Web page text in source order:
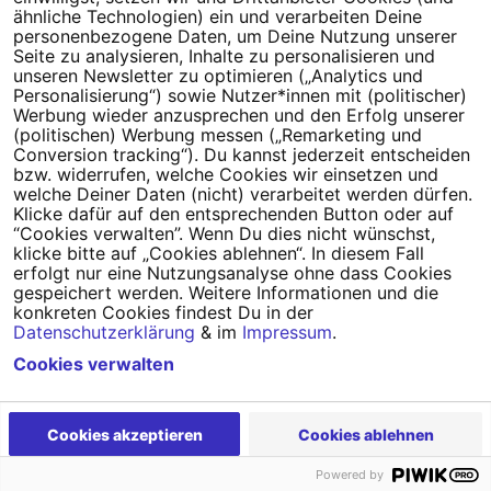
Tipps für deine Petition
Darum WeAct
Partnerprogramm
Erfolgreiche Petitionen
FAQs
Nutzungsbedingungen
Datenschutz
Impressum
Cookie-Einstellungen
Powered byCampact
ähnliche Technologien) ein und verarbeiten Deine
personenbezogene Daten, um Deine Nutzung unserer
Seite zu analysieren, Inhalte zu personalisieren und
unseren Newsletter zu optimieren („Analytics und
Personalisierung“) sowie Nutzer*innen mit (politischer)
Werbung wieder anzusprechen und den Erfolg unserer
(politischen) Werbung messen („Remarketing und
Conversion tracking“). Du kannst jederzeit entscheiden
bzw. widerrufen, welche Cookies wir einsetzen und
welche Deiner Daten (nicht) verarbeitet werden dürfen.
Klicke dafür auf den entsprechenden Button oder auf
“Cookies verwalten”. Wenn Du dies nicht wünschst,
klicke bitte auf „Cookies ablehnen“. In diesem Fall
erfolgt nur eine Nutzungsanalyse ohne dass Cookies
gespeichert werden. Weitere Informationen und die
konkreten Cookies findest Du in der
Datenschutzerklärung & im Impressum.
Cookies akzeptieren Cookies ablehnen
Cookies verwalten
Powered by